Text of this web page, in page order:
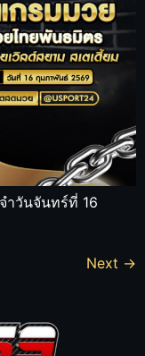
ำวันจันทร์ที่ 16
Next →